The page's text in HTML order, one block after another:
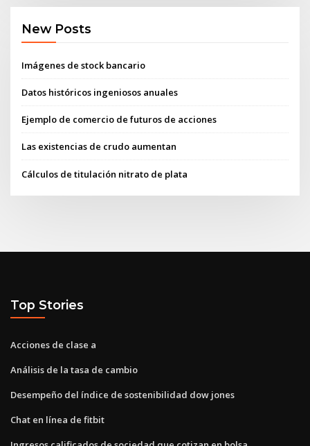
New Posts
Imágenes de stock bancario
Datos históricos ingeniosos anuales
Ejemplo de comercio de futuros de acciones
Las existencias de crudo aumentan
Cálculos de titulación nitrato de plata
Top Stories
Acciones de clase a
Análisis de la tasa de cambio
Desempeño del índice de sostenibilidad dow jones
Chat en línea de fitbit